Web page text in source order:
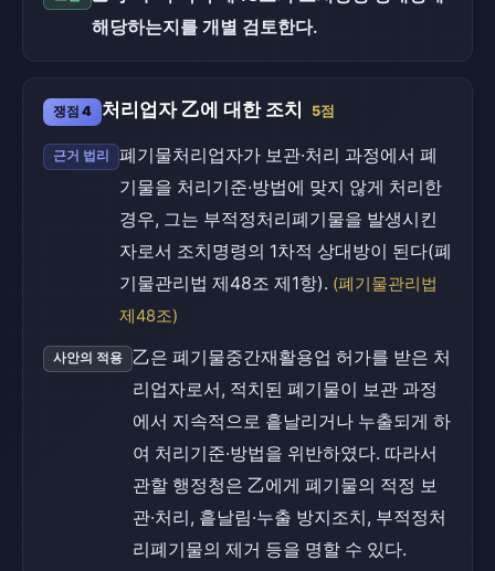
해당하는지를 개별 검토한다.
쟁점 4 처리업자 乙에 대한 조치 5점
근거 법리
폐기물처리업자가 보관·처리 과정에서 폐
기물을 처리기준·방법에 맞지 않게 처리한
경우, 그는 부적정처리폐기물을 발생시킨
자로서 조치명령의 1차적 상대방이 된다(폐
기물관리법 제48조 제1항). (폐기물관리법
제48조)
사안의 적용
乙은 폐기물중간재활용업 허가를 받은 처
리업자로서, 적치된 폐기물이 보관 과정
에서 지속적으로 흩날리거나 누출되게 하
여 처리기준·방법을 위반하였다. 따라서
관할 행정청은 乙에게 폐기물의 적정 보
관·처리, 흩날림·누출 방지조치, 부적정처
리폐기물의 제거 등을 명할 수 있다.